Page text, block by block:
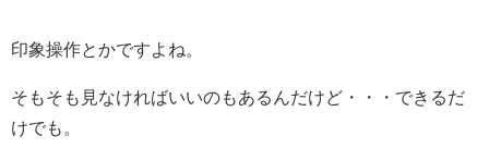
印象操作とかですよね。
そもそも見なければいいのもあるんだけど・・・できるだ
けでも。